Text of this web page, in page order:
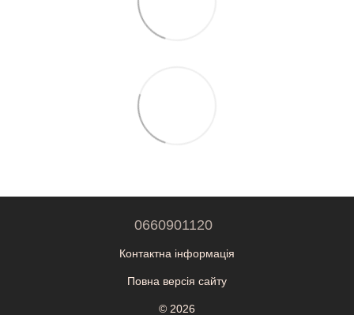
0660901120
Контактна інформація
Повна версія сайту
© 2026